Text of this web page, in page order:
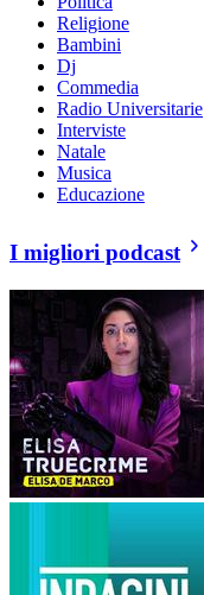
Religione
Bambini
Dj
Commedia
Radio Universitarie
Interviste
Natale
Musica
Educazione
I migliori podcast